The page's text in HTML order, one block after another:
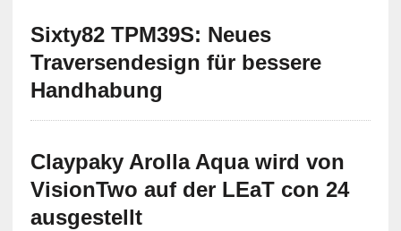
Sixty82 TPM39S: Neues
Traversendesign für bessere
Handhabung
Claypaky Arolla Aqua wird von
VisionTwo auf der LEaT con 24
ausgestellt